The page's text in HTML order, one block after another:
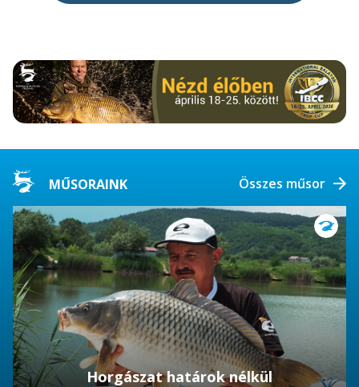
MŰSORAINK Összes műsor
Horgászat határok nélkül